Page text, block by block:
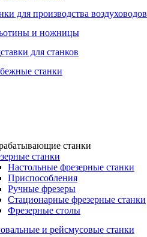
для производства воздуховодов
и ножницы
для станков
станки
станки
станки
Настольные фрезерные станки
Приспособления
Ручные фрезеры
Стационарные фрезерные станки
Фрезерные столы
и рейсмусовые станки